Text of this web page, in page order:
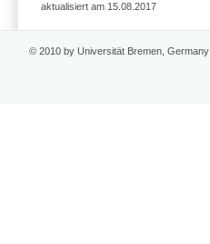
aktualisiert am 15.08.2017
© 2010 by Universität Bremen, Germany